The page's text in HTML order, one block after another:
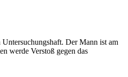
Der Mann ist am
werde Verstoß gegen das